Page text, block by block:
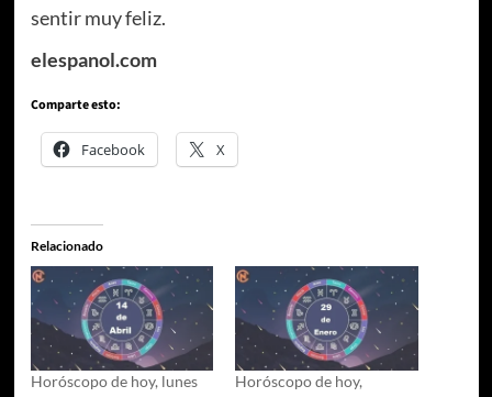
sentir muy feliz.
elespanol.com
Comparte esto:
Facebook X
Relacionado
Horóscopo de hoy, lunes
Horóscopo de hoy,